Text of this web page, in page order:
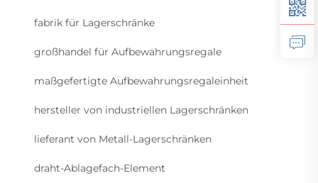
fabrik für Lagerschränke
großhandel für Aufbewahrungsregale
maßgefertigte Aufbewahrungsregaleinheit
hersteller von industriellen Lagerschränken
lieferant von Metall-Lagerschränken
draht-Ablagefach-Element